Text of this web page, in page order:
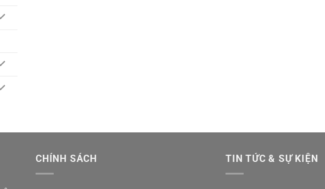
CHÍNH SÁCH TIN TỨC & SỰ KIỆN